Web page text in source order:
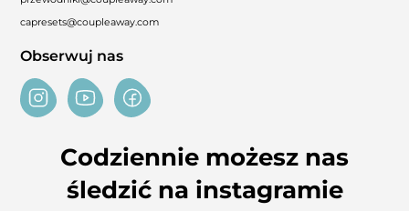
capresets@coupleaway.com
Obserwuj nas
Codziennie możesz nas
śledzić na instagramie